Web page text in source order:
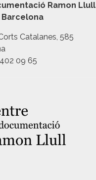
Ramon Llull
Catalanes, 585
09 65